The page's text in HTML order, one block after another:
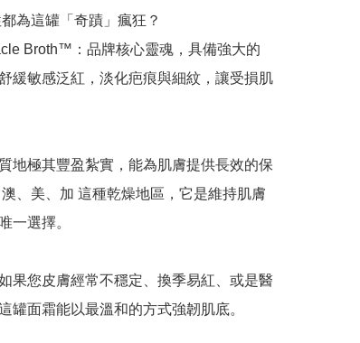
為這罐「奇蹟」瘋狂？
Broth™：品牌核心靈魂，具備強大的
緩敏感泛紅，淡化疤痕與細紋，讓受損肌
地極其豐盈紮實，能為肌膚提供長效的保
、美、加 這種乾燥地區，它是維持肌膚
一選擇。
果您皮膚經常不穩定、換季易紅、或是醫
罐面霜能以最溫和的方式強韌肌底。